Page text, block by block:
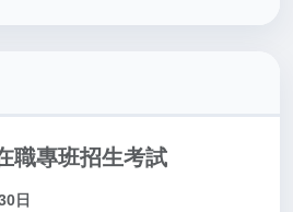
職專班招生考試
日